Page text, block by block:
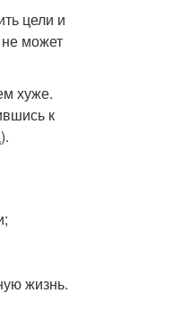
цели и
может
хуже.
к
жизнь.